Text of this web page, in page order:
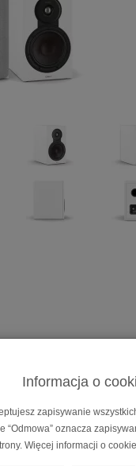
DALI Sonik 3
podstawkowa |
Informacja o
zapisywanie
“Odmowa” oznacza
Więcej informacji o